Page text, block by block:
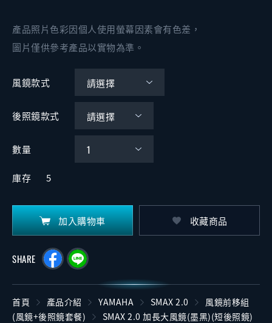
產品照片色彩因個人使用螢幕因素會有色差，
圖片僅供參考產品以實物為準。
風鏡款式
後照鏡款式
數量
庫存 5
加入購物車 收藏商品
SHARE
首頁 產品介紹 YAMAHA SMAX 2.0
風鏡前移組
(風鏡+後照鏡套餐)
SMAX 2.0 加長大風鏡(墨黑)(短後照鏡)